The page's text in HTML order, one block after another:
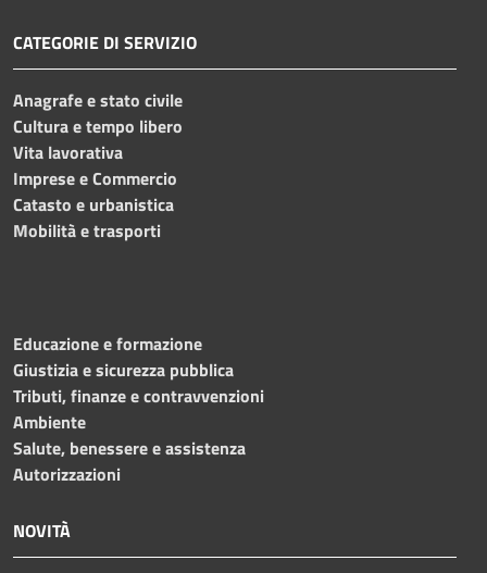
CATEGORIE DI SERVIZIO
Anagrafe e stato civile
Cultura e tempo libero
Vita lavorativa
Imprese e Commercio
Catasto e urbanistica
Mobilità e trasporti
Educazione e formazione
Giustizia e sicurezza pubblica
Tributi, finanze e contravvenzioni
Ambiente
Salute, benessere e assistenza
Autorizzazioni
NOVITÀ